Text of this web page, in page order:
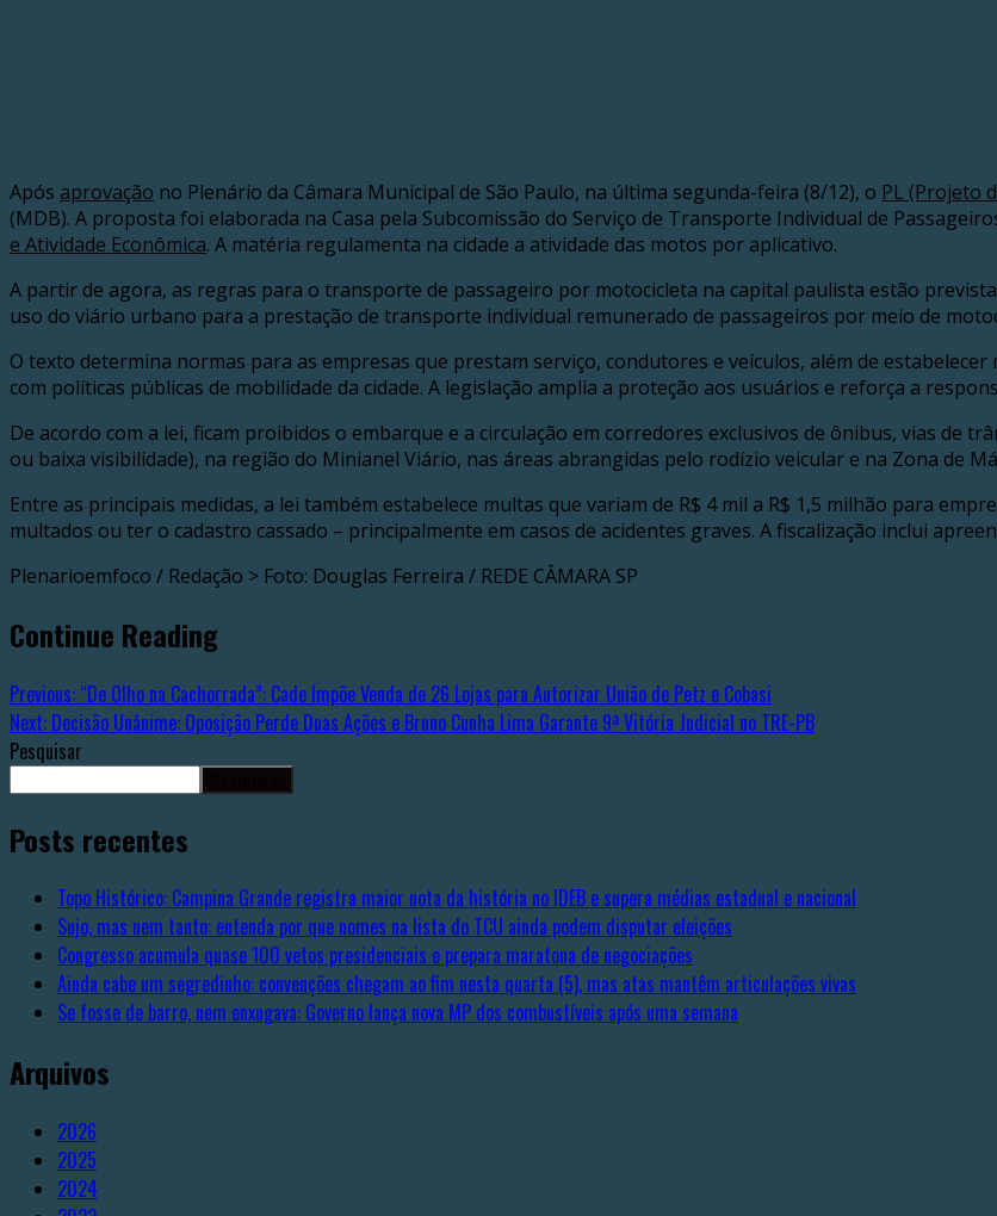
Após aprovação no Plenário da Câmara Municipal de São Paulo, na última segunda-feira (8/12), o PL (Projeto
(MDB). A proposta foi elaborada na Casa pela Subcomissão do Serviço de Transporte Individual de
e Atividade Econômica. A matéria regulamenta na cidade a atividade das motos por aplicativo.
A partir de agora, as regras para o transporte de passageiro por motocicleta na capital paulista estão
uso do viário urbano para a prestação de transporte individual remunerado de passageiros por meio de
O texto determina normas para as empresas que prestam serviço, condutores e veículos, além de
com políticas públicas de mobilidade da cidade. A legislação amplia a proteção aos usuários e reforça a
De acordo com a lei, ficam proibidos o embarque e a circulação em corredores exclusivos de ônibus, vias de
ou baixa visibilidade), na região do Minianel Viário, nas áreas abrangidas pelo rodízio veicular e na Zona de
Entre as principais medidas, a lei também estabelece multas que variam de R$ 4 mil a R$ 1,5 milhão para
multados ou ter o cadastro cassado – principalmente em casos de acidentes graves. A fiscalização inclui
Plenarioemfoco / Redação > Foto: Douglas Ferreira / REDE CÂMARA SP
Continue Reading
Previous: “De Olho na Cachorrada”: Cade Impõe Venda de 26 Lojas para Autorizar União de Petz e Cobasi
Next: Decisão Unânime: Oposição Perde Duas Ações e Bruno Cunha Lima Garante 9ª Vitória Judicial no TRE-PB
Pesquisar
Posts recentes
Topo Histórico: Campina Grande registra maior nota da história no IDEB e supera médias estadual e nacional
Sujo, mas nem tanto: entenda por que nomes na lista do TCU ainda podem disputar eleições
Congresso acumula quase 100 vetos presidenciais e prepara maratona de negociações
Ainda cabe um segredinho: convenções chegam ao fim nesta quarta (5), mas atas mantêm articulações vivas
Se fosse de barro, nem enxugava: Governo lança nova MP dos combustíveis após uma semana
Arquivos
2026
2025
2024